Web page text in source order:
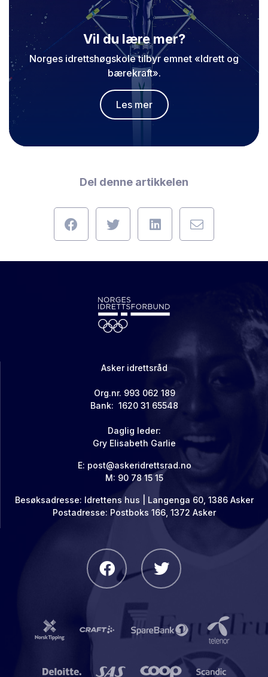
Vil du lære mer?
Norges idrettshøgskole tilbyr emnet «Idrett og
bærekraft».
Les mer
Del denne artikkelen
Asker idrettsråd
Org.nr. 993 062 189
Bank: 1620 31 65548
Daglig leder:
Gry Elisabeth Garlie
E: post@askeridrettsrad.no
M: 90 78 15 15
Besøksadresse: Idrettens hus | Langenga 60, 1386 Asker
Postadresse: Postboks 166, 1372 Asker